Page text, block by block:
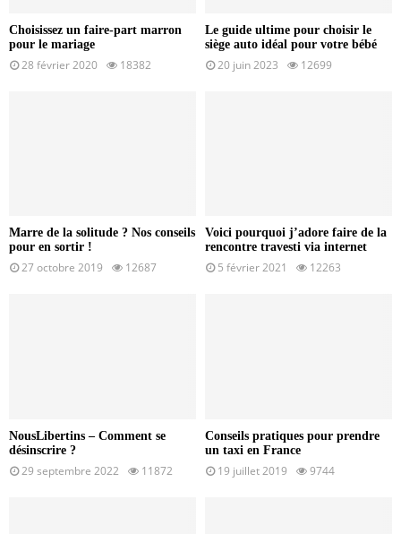
Choisissez un faire-part marron
pour le mariage
28 février 2020 18382
Le guide ultime pour choisir le
siège auto idéal pour votre bébé
20 juin 2023 12699
Marre de la solitude ? Nos conseils
pour en sortir !
27 octobre 2019 12687
Voici pourquoi j’adore faire de la
rencontre travesti via internet
5 février 2021 12263
NousLibertins – Comment se
désinscrire ?
29 septembre 2022 11872
Conseils pratiques pour prendre
un taxi en France
19 juillet 2019 9744